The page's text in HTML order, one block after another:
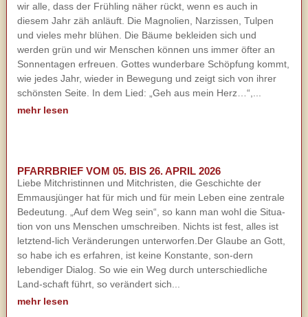
wir alle, dass der Frühling näher rückt, wenn es auch in
diesem Jahr zäh anläuft. Die Magnolien, Narzissen, Tulpen
und vieles mehr blühen. Die Bäume bekleiden sich und
werden grün und wir Menschen können uns immer öfter an
Sonnentagen erfreuen. Gottes wunderbare Schöpfung kommt,
wie jedes Jahr, wieder in Bewegung und zeigt sich von ihrer
schönsten Seite. In dem Lied: „Geh aus mein Herz…“,...
mehr lesen
PFARRBRIEF VOM 05. BIS 26. APRIL 2026
Liebe Mitchristinnen und Mitchristen, die Geschichte der
Emmausjünger hat für mich und für mein Leben eine zentrale
Bedeutung. „Auf dem Weg sein“, so kann man wohl die Situa-
tion von uns Menschen umschreiben. Nichts ist fest, alles ist
letztend-lich Veränderungen unterworfen.Der Glaube an Gott,
so habe ich es erfahren, ist keine Konstante, son-dern
lebendiger Dialog. So wie ein Weg durch unterschiedliche
Land-schaft führt, so verändert sich...
mehr lesen